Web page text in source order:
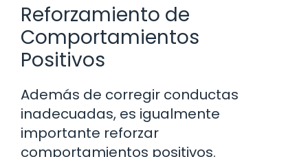
Reforzamiento de
Comportamientos
Positivos
Además de corregir conductas
inadecuadas, es igualmente
importante reforzar
comportamientos positivos.